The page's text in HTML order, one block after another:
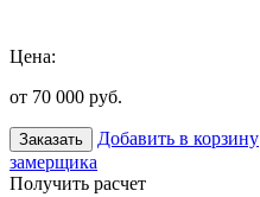
Цена:
от 70 000 руб.
Заказать Добавить в корзину
замерщика
Получить расчет